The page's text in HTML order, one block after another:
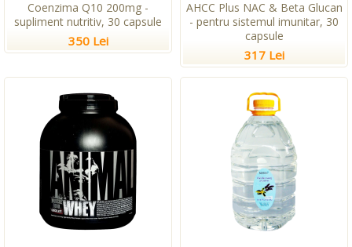
Coenzima Q10 200mg -
supliment nutritiv, 30 capsule
350 Lei
AHCC Plus NAC & Beta Glucan
- pentru sistemul imunitar, 30
capsule
317 Lei